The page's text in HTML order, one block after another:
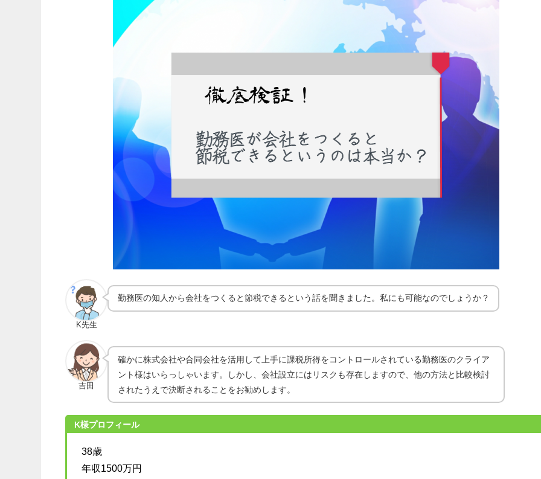
K先生
勤務医の知人から会社をつくると節税できるという話を聞きました。私にも可能なのでしょうか？
吉田
確かに株式会社や合同会社を活用して上手に課税所得をコントロールされている勤務医のクライア
ント様はいらっしゃいます。しかし、会社設立にはリスクも存在しますので、他の方法と比較検討
されたうえで決断されることをお勧めします。
K様プロフィール
38歳
年収1500万円